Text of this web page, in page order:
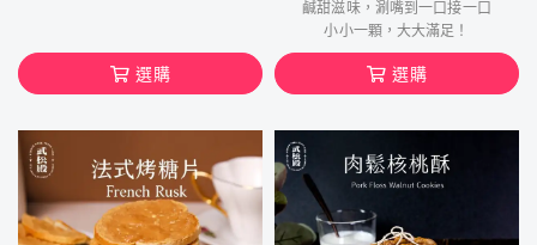
選購
鹹甜滋味，涮嘴到一口接一口
小小一顆，大大滿足！
選購